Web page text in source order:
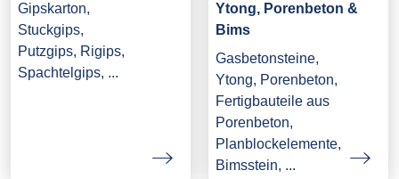
Gipskarton,
Stuckgips,
Putzgips, Rigips,
Spachtelgips, ...
Ytong, Porenbeton &
Bims
Gasbetonsteine,
Ytong, Porenbeton,
Fertigbauteile aus
Porenbeton,
Planblockelemente,
Bimsstein, ...